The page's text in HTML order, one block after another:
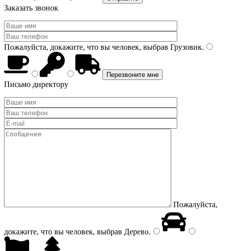
Заказать звонок
Пожалуйста, докажите, что вы человек, выбрав Грузовик.
Письмо директору
Пожалуйста,
докажите, что вы человек, выбрав Дерево.